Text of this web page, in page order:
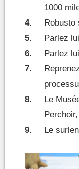
1000
Parlez
Parlez
Le
Perchoir,
Le